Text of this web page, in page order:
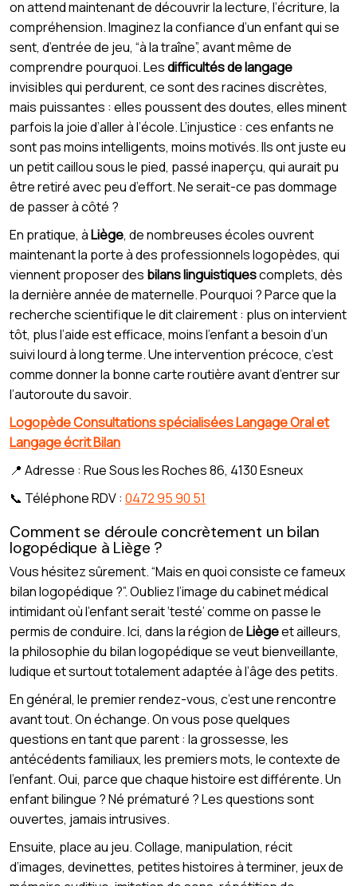
on attend maintenant de découvrir la lecture, l’écriture, la
compréhension. Imaginez la confiance d’un enfant qui se
sent, d’entrée de jeu, “à la traîne”, avant même de
comprendre pourquoi. Lesdifficultés de langage
invisibles qui perdurent, ce sont des racines discrètes,
mais puissantes : elles poussent des doutes, elles minent
parfois la joie d’aller à l’école. L’injustice : ces enfants ne
sont pas moins intelligents, moins motivés. Ils ont juste eu
un petit caillou sous le pied, passé inaperçu, qui aurait pu
être retiré avec peu d’effort. Ne serait-ce pas dommage
de passer à côté ?
En pratique, àLiège, de nombreuses écoles ouvrent
maintenant la porte à des professionnels logopèdes, qui
viennent proposer des bilans linguistiquescomplets, dès
la dernière année de maternelle. Pourquoi ? Parce que la
recherche scientifique le dit clairement : plus on intervient
tôt, plus l’aide est efficace, moins l’enfant a besoin d’un
suivi lourd à long terme. Une intervention précoce, c’est
comme donner la bonne carte routière avant d’entrer sur
l’autoroute du savoir.
Logopède Consultations spécialisées Langage Oral et
Langage écrit Bilan
📍 Adresse : Rue Sous les Roches 86, 4130 Esneux
📞 Téléphone RDV : 0472 95 90 51
Comment se déroule concrètement un bilan
logopédique à Liège ?
Vous hésitez sûrement. “Mais en quoi consiste ce fameux
bilan logopédique ?”. Oubliez l’image du cabinet médical
intimidant où l’enfant serait ‘testé’ comme on passe le
permis de conduire. Ici, dans la région deLiègeet ailleurs,
la philosophie du bilan logopédique se veut bienveillante,
ludique et surtout totalement adaptée à l’âge des petits.
En général, le premier rendez-vous, c’est une rencontre
avant tout. On échange. On vous pose quelques
questions en tant que parent : la grossesse, les
antécédents familiaux, les premiers mots, le contexte de
l’enfant. Oui, parce que chaque histoire est différente. Un
enfant bilingue ? Né prématuré ? Les questions sont
ouvertes, jamais intrusives.
Ensuite, place au jeu. Collage, manipulation, récit
d’images, devinettes, petites histoires à terminer, jeux de